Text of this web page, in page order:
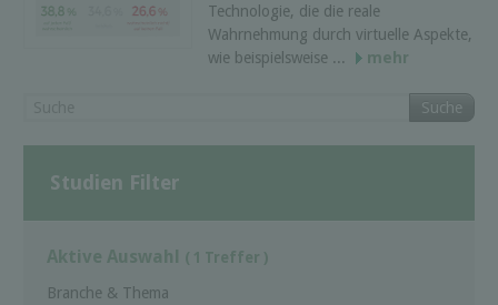
Technologie, die die reale
Wahrnehmung durch virtuelle Aspekte,
wie beispielsweise ...
mehr
Suche
Studien Filter
Aktive Auswahl ( 1 Treffer )
Branche & Thema